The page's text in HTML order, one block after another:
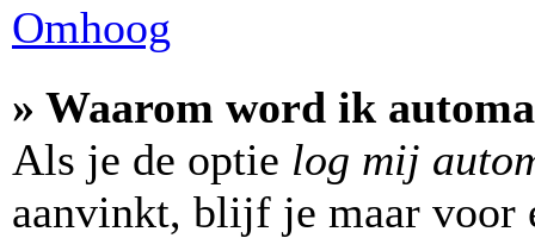
Omhoog
» Waarom word ik
Als je de optie log mij
aanvinkt, blijf je maar voor